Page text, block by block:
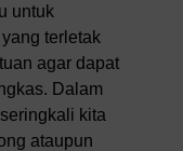
untuk
terletak
agar dapat
Dalam
kita
ataupun